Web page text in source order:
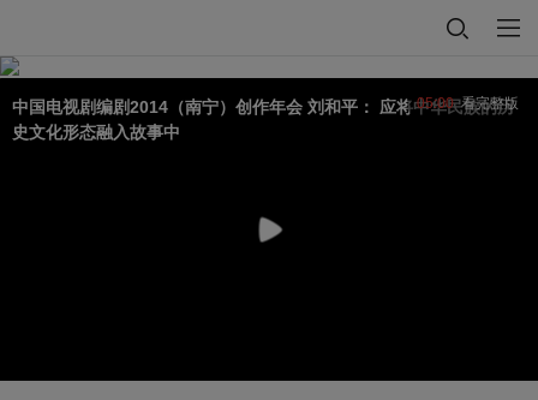
中国电视剧编剧2014（南宁）创作年会 刘和平： 应将中华民族的历
史文化形态融入故事中
05:00 看完整版